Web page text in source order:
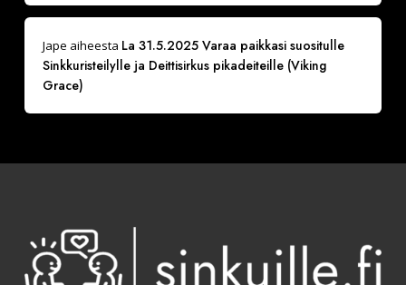
Jape aiheesta La 31.5.2025 Varaa paikkasi suositulle
Sinkkuristeilylle ja Deittisirkus pikadeiteille (Viking
Grace)